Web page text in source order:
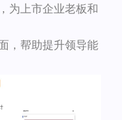
为上市企业老板和
，帮助提升领导能